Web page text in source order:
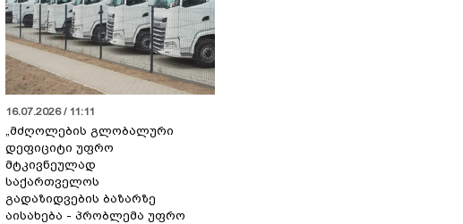
16.07.2026 / 11:11
„მძღოლების გლობალური
დეფიციტი უფრო
მტკივნეულად
საქართველოს
გადაზიდვების ბაზარზე
აისახება - პრობლემა უფრო